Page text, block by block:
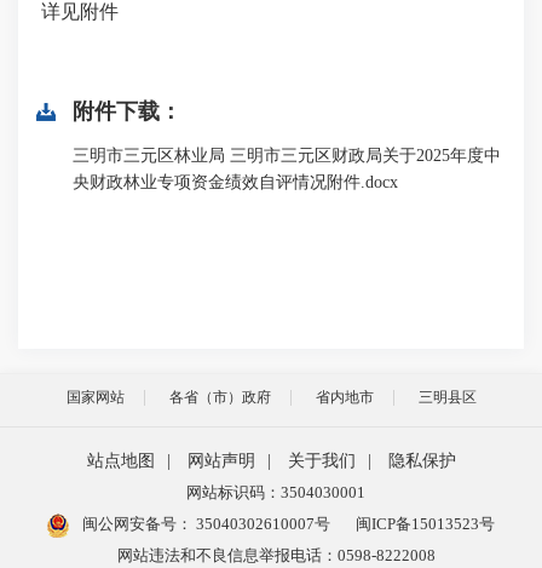
详见附件
附件下载：
三明市三元区林业局 三明市三元区财政局关于2025年度中
央财政林业专项资金绩效自评情况附件.docx
国家网站 各省（市）政府 省内地市 三明县区
站点地图 网站声明 关于我们
隐私保护
网站标识码：3504030001
闽公网安备号： 35040302610007号
闽ICP备15013523号
网站违法和不良信息举报电话：0598-8222008